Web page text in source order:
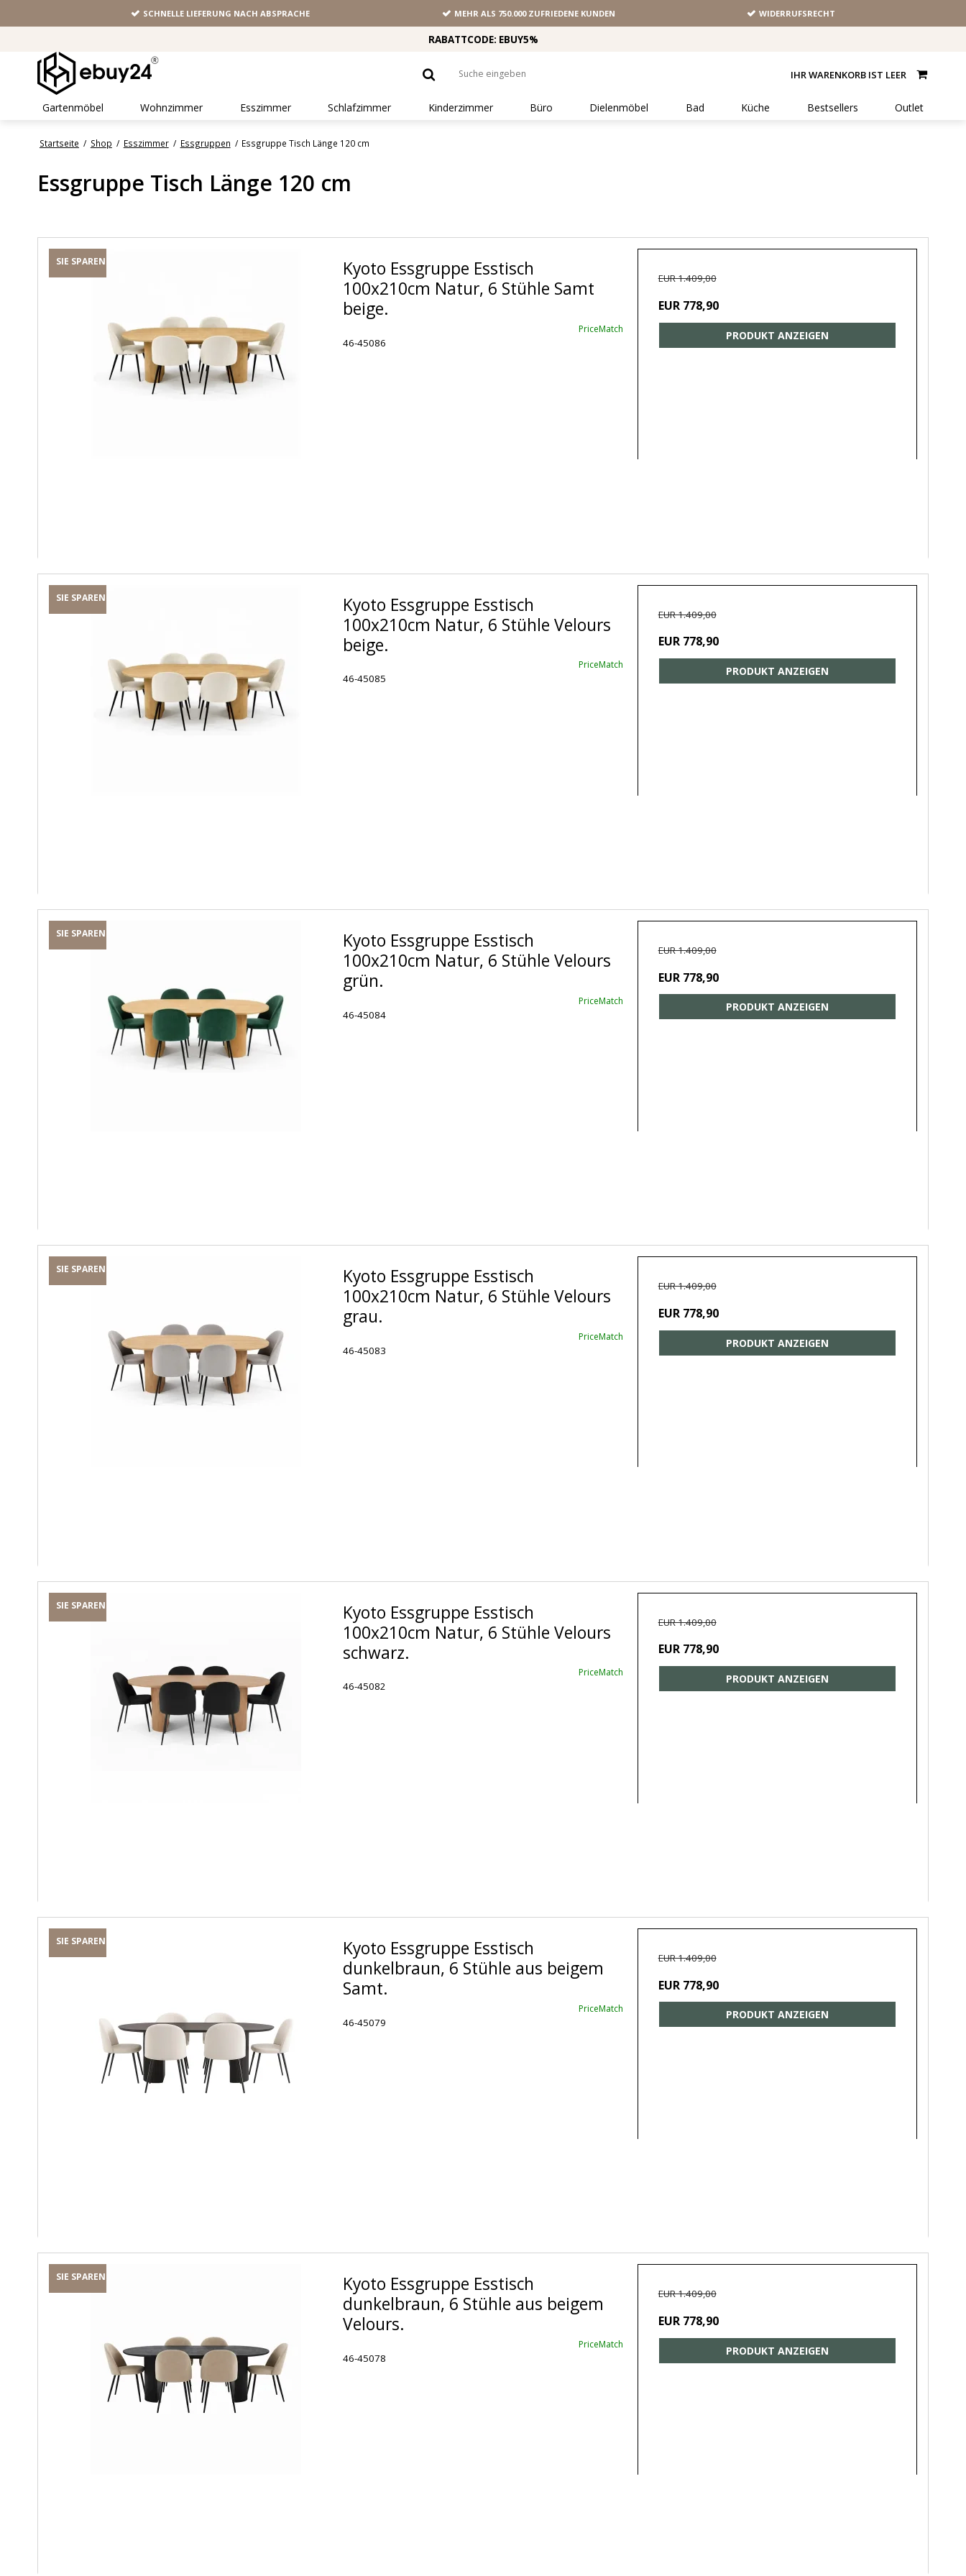
SCHNELLE LIEFERUNG NACH ABSPRACHE MEHR ALS 750.000 ZUFRIEDENE KUNDEN WIDERRUFSRECHT
RABATTCODE: EBUY5%
IHR WARENKORB IST LEER
Gartenmöbel Wohnzimmer Esszimmer Schlafzimmer Kinderzimmer Büro Dielenmöbel Bad Küche Bestsellers Outlet
Startseite / Shop / Esszimmer / Essgruppen / Essgruppe Tisch Länge 120 cm
Essgruppe Tisch Länge 120 cm
SIE SPAREN
Kyoto Essgruppe Esstisch
100x210cm Natur, 6 Stühle Samt
beige.
PriceMatch
46-45086
EUR 1.409,00
EUR 778,90
PRODUKT ANZEIGEN
SIE SPAREN
Kyoto Essgruppe Esstisch
100x210cm Natur, 6 Stühle Velours
beige.
PriceMatch
46-45085
EUR 1.409,00
EUR 778,90
PRODUKT ANZEIGEN
SIE SPAREN
Kyoto Essgruppe Esstisch
100x210cm Natur, 6 Stühle Velours
grün.
PriceMatch
46-45084
EUR 1.409,00
EUR 778,90
PRODUKT ANZEIGEN
SIE SPAREN
Kyoto Essgruppe Esstisch
100x210cm Natur, 6 Stühle Velours
grau.
PriceMatch
46-45083
EUR 1.409,00
EUR 778,90
PRODUKT ANZEIGEN
SIE SPAREN
Kyoto Essgruppe Esstisch
100x210cm Natur, 6 Stühle Velours
schwarz.
PriceMatch
46-45082
EUR 1.409,00
EUR 778,90
PRODUKT ANZEIGEN
SIE SPAREN
Kyoto Essgruppe Esstisch
dunkelbraun, 6 Stühle aus beigem
Samt.
PriceMatch
46-45079
EUR 1.409,00
EUR 778,90
PRODUKT ANZEIGEN
SIE SPAREN
Kyoto Essgruppe Esstisch
dunkelbraun, 6 Stühle aus beigem
Velours.
PriceMatch
46-45078
EUR 1.409,00
EUR 778,90
PRODUKT ANZEIGEN